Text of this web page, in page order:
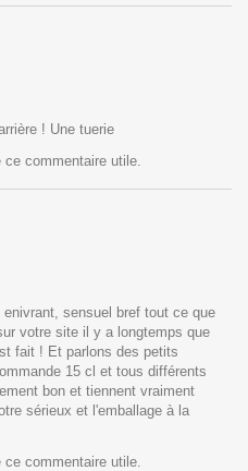
! Une tuerie
ce commentaire utile.
sensuel bref tout ce que
votre site il y a longtemps que
fait ! Et parlons des petits
15 cl et tous différents
bon et tiennent vraiment
sérieux et l'emballage à la
ce commentaire utile.